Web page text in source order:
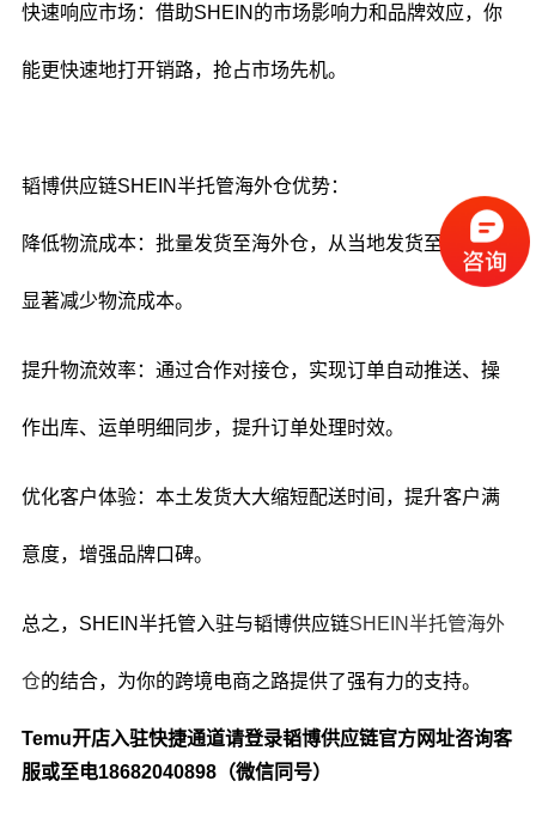
快速响应市场 ：借助SHEIN的市场影响力和品牌效应，你
能更快速地打开销路，抢占市场先机。
韬博供应链SHEIN半托管海外仓优势：
降低物流成本：批量发货至海外仓，从当地发货至客户，
显著减少物流成本。
提升物流效率：通过合作对接仓，实现订单自动推送、操
作出库、运单明细同步，提升订单处理时效。
优化客户体验：本土发货大大缩短配送时间，提升客户满
意度，增强品牌口碑。
总之，SHEIN半托管入驻与韬博供应链SHEIN半托管海外
仓的结合，为你的跨境电商之路提供了强有力的支持。
Temu开店入驻快捷通道请登录韬博供应链官方网址咨询客
服或至电18682040898（微信同号）